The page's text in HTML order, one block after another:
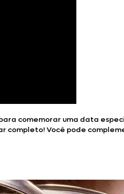
comemorar uma data
completo! Você pode